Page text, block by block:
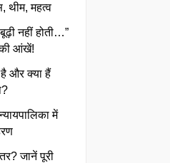
थीम, महत्व
नहीं होती…”
आंखें!
और क्या हैं
में
जानें पूरी